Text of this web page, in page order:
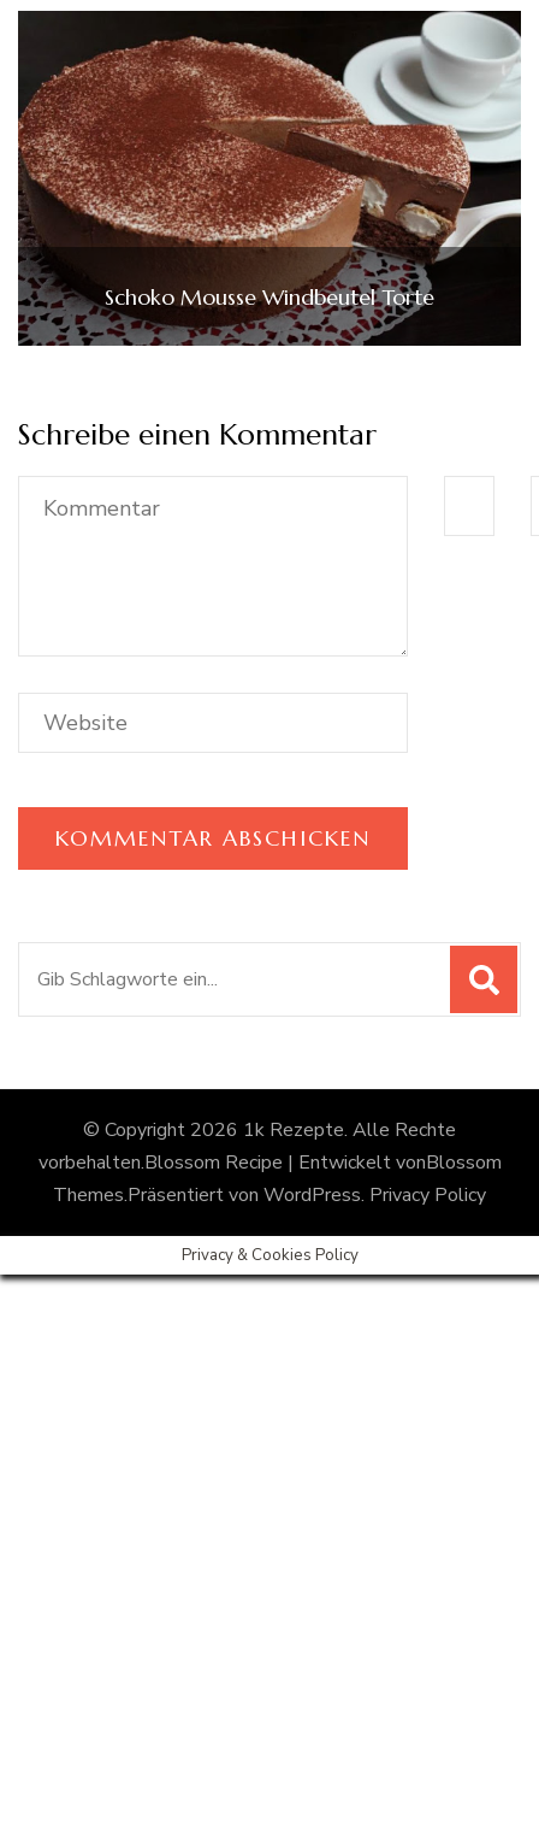
Schoko Mousse Windbeutel Torte
Schreibe einen Kommentar
© Copyright 2026 1k Rezepte. Alle Rechte
vorbehalten.Blossom Recipe | Entwickelt vonBlossom
Themes.Präsentiert von WordPress. Privacy Policy
Privacy & Cookies Policy